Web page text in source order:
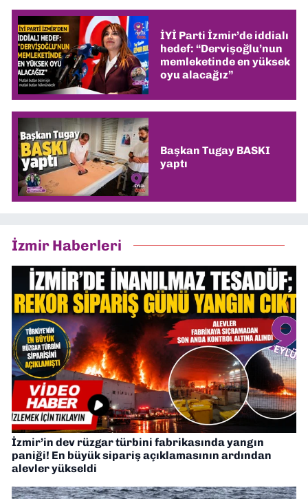
İYİ Parti İzmir’de iddialı
hedef: “Dervişoğlu’nun
memleketinde en yüksek
oyu alacağız”
Başkan Tugay BASKI
yaptı
İzmir Haberleri
İzmir’in dev rüzgar türbini fabrikasında yangın
paniği! En büyük sipariş açıklamasının ardından
alevler yükseldi